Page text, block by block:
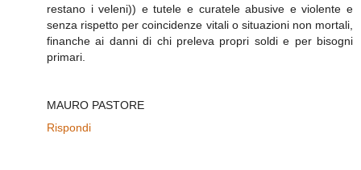
restano i veleni)) e tutele e curatele abusive e violente e
senza rispetto per coincidenze vitali o situazioni non mortali,
finanche ai danni di chi preleva propri soldi e per bisogni
primari.
MAURO PASTORE
Rispondi